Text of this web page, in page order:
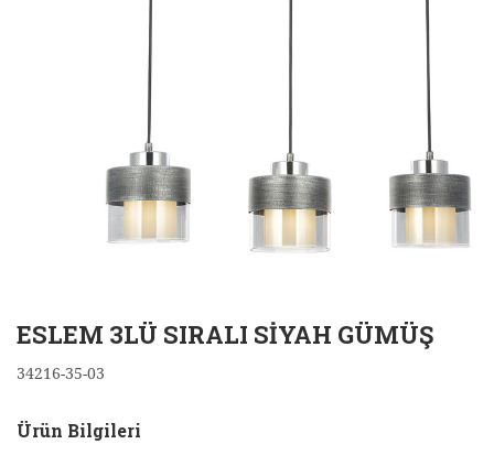
ESLEM 3LÜ SIRALI SİYAH GÜMÜŞ
34216-35-03
Ürün Bilgileri